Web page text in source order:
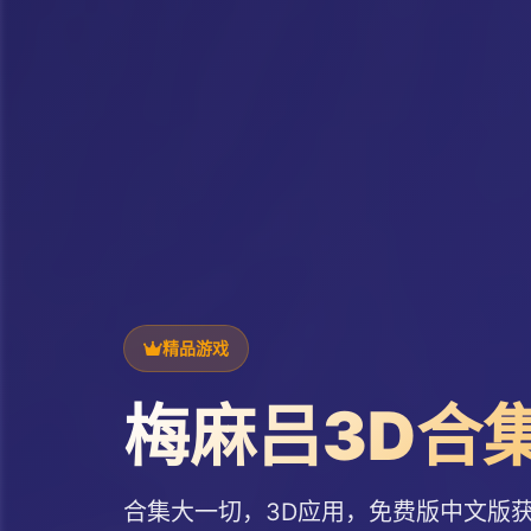
精品游戏
梅麻吕3D合
合集大一切，3D应用，免费版中文版